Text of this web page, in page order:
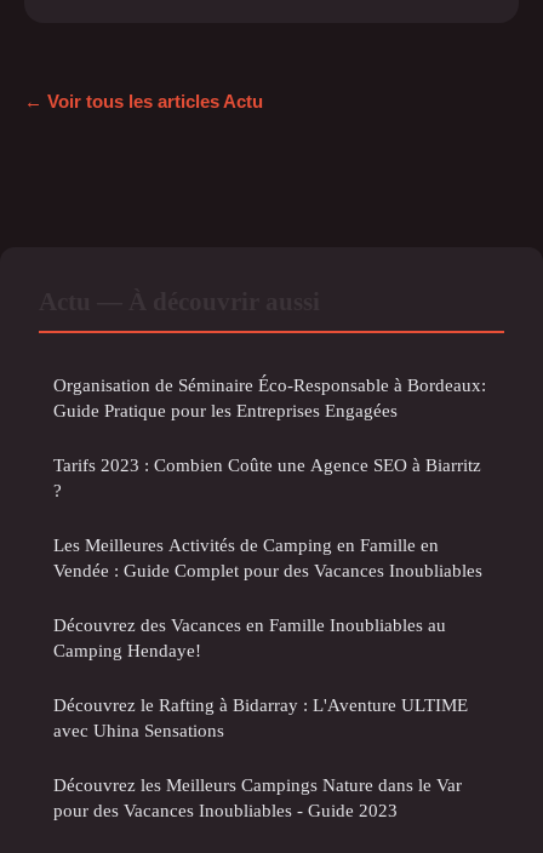
← Voir tous les articles Actu
Organisation de Séminaire Éco-Responsable à Bordeaux:
Guide Pratique pour les Entreprises Engagées
Tarifs 2023 : Combien Coûte une Agence SEO à Biarritz
?
Les Meilleures Activités de Camping en Famille en
Vendée : Guide Complet pour des Vacances Inoubliables
Découvrez des Vacances en Famille Inoubliables au
Camping Hendaye!
Découvrez le Rafting à Bidarray : L'Aventure ULTIME
avec Uhina Sensations
Découvrez les Meilleurs Campings Nature dans le Var
pour des Vacances Inoubliables - Guide 2023